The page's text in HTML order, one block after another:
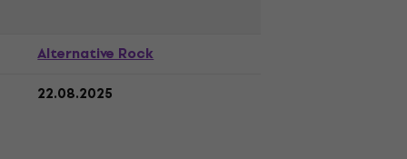
Alternative Rock
22.08.2025